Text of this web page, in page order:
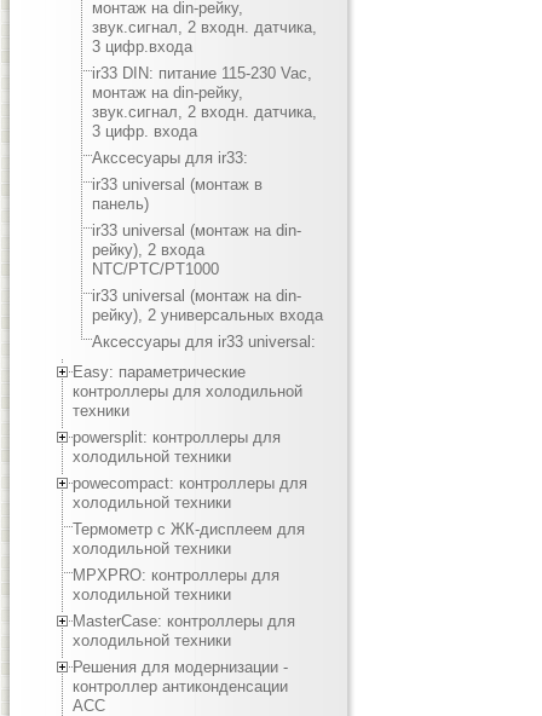
монтаж на din-рейку,
звук.сигнал, 2 входн. датчика,
3 цифр.входа
ir33 DIN: питание 115-230 Vac,
монтаж на din-рейку,
звук.сигнал, 2 входн. датчика,
3 цифр. входа
Акссесуары для ir33:
ir33 universal (монтаж в
панель)
ir33 universal (монтаж на din-
рейку), 2 входа
NTC/PTC/PT1000
ir33 universal (монтаж на din-
рейку), 2 универсальных входа
Аксессуары для ir33 universal:
Easy: параметрические
контроллеры для холодильной
техники
powersplit: контроллеры для
холодильной техники
powecompact: контроллеры для
холодильной техники
Термометр с ЖК-дисплеем для
холодильной техники
MPXPRO: контроллеры для
холодильной техники
MasterCase: контроллеры для
холодильной техники
Решения для модернизации -
контроллер антиконденсации
ACC